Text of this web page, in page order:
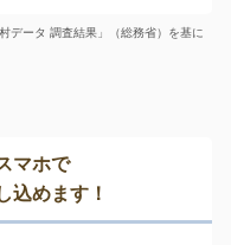
データ 調査結果」（総務省）を基に
マホで
込めます！